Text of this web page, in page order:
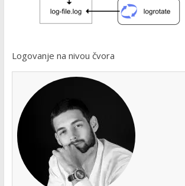
Logovanje na nivou čvora